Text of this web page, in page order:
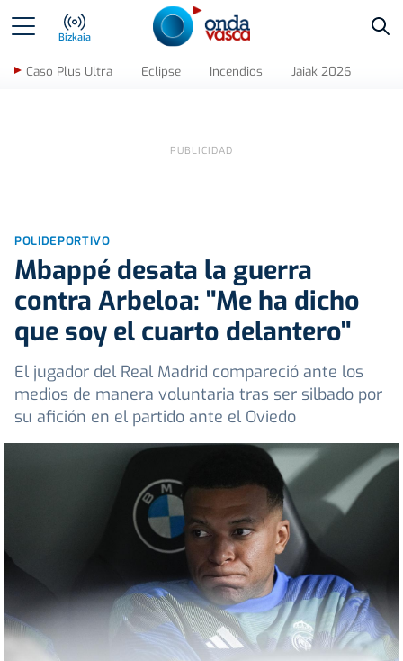
Bizkaia
Caso Plus Ultra Eclipse Incendios Jaiak 2026
POLIDEPORTIVO
Mbappé desata la guerra
contra Arbeloa: "Me ha dicho
que soy el cuarto delantero"
El jugador del Real Madrid compareció ante los
medios de manera voluntaria tras ser silbado por
su afición en el partido ante el Oviedo